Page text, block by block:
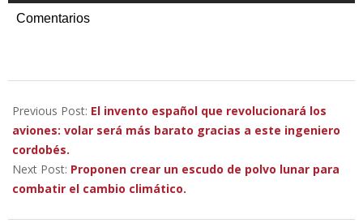
Comentarios
02-
14
Previous Post: El invento español que revolucionará los
aviones: volar será más barato gracias a este ingeniero
cordobés.
Next Post: Proponen crear un escudo de polvo lunar para
combatir el cambio climático.